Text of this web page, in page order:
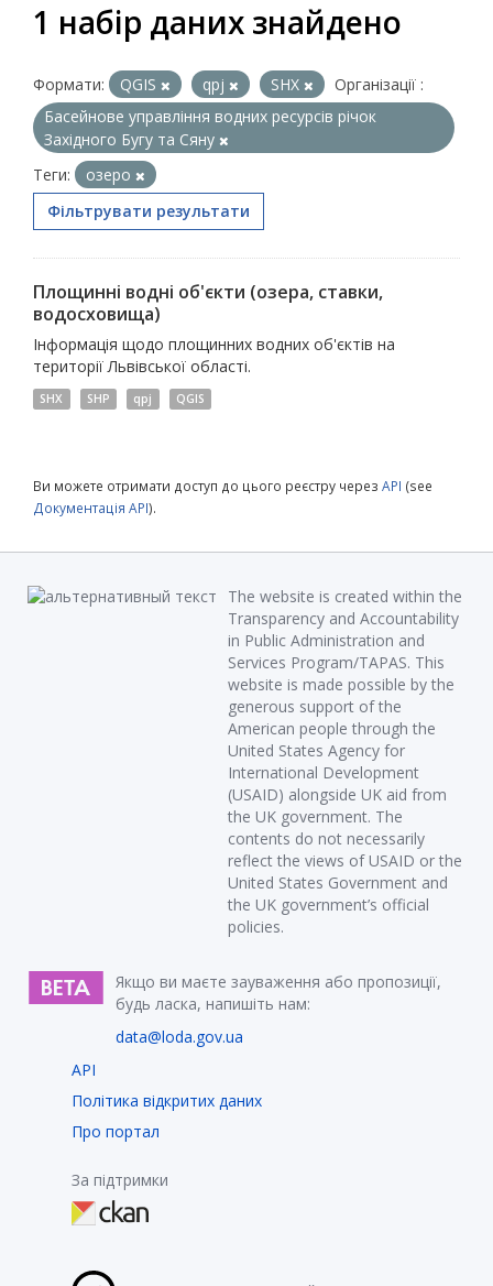
1 набір даних знайдено
Формати: QGIS qpj SHX
Організації :
Басейнове управління водних ресурсів річок
Західного Бугу та Сяну
Теги:
озеро
Фільтрувати результати
Площинні водні об'єкти (озера, ставки,
водосховища)
Інформація щодо площинних водних об'єктів на
території Львівської області.
SHX SHP qpj QGIS
Ви можете отримати доступ до цього реєстру через API (see
Документація API).
The website is created within the
Transparency and Accountability
in Public Administration and
Services Program/TAPAS. This
website is made possible by the
generous support of the
American people through the
United States Agency for
International Development
(USAID) alongside UK aid from
the UK government. The
contents do not necessarily
reflect the views of USAID or the
United States Government and
the UK government’s official
policies.
Якщо ви маєте зауваження або пропозиції,
будь ласка, напишіть нам:
data@loda.gov.ua
API
Політика відкритих даних
Про портал
За підтримки